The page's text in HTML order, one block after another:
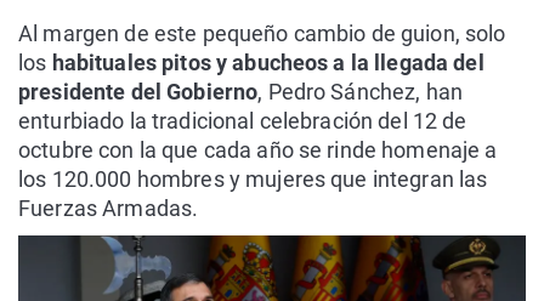
Al margen de este pequeño cambio de guion, solo
los habituales pitos y abucheos a la llegada del
presidente del Gobierno, Pedro Sánchez, han
enturbiado la tradicional celebración del 12 de
octubre con la que cada año se rinde homenaje a
los 120.000 hombres y mujeres que integran las
Fuerzas Armadas.